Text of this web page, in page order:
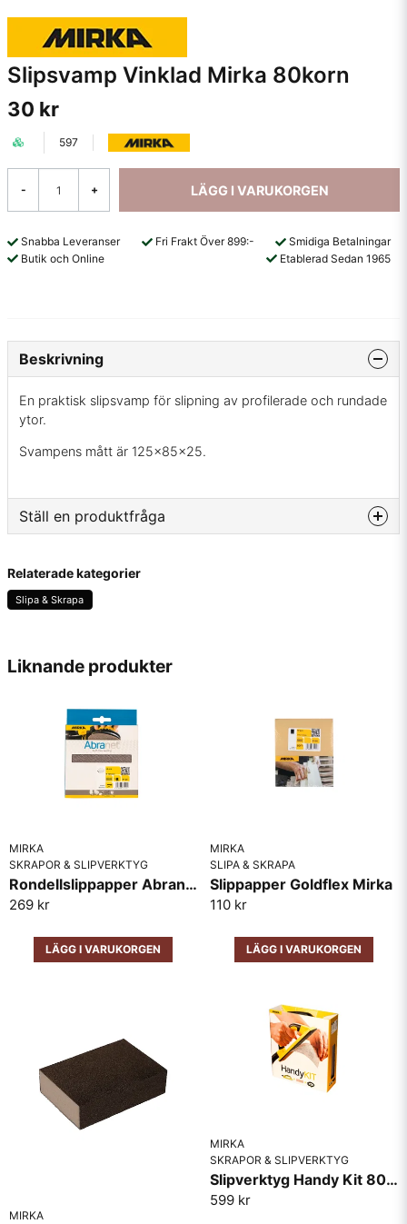
Slipsvamp Vinklad Mirka 80korn
30 kr
597
- + LÄGG I VARUKORGEN
Snabba Leveranser Fri Frakt Över 899:-
Smidiga Betalningar
Butik och Online
Etablerad Sedan 1965
Liknande produkter
MIRKA
SKRAPOR & SLIPVERKTYG
Rondellslippapper Abranet Mirka 150mm 120k 10-pack
269 kr
LÄGG I VARUKORGEN
MIRKA
SLIPA & SKRAPA
Slippapper Goldflex Mirka
110 kr
LÄGG I VARUKORGEN
MIRKA
MIRKA
SKRAPOR & SLIPVERKTYG
Slipverktyg Handy Kit 80x230mm Mirka
599 kr
Beskrivning
En praktisk slipsvamp för slipning av profilerade och rundade
ytor.
Svampens mått är 125x85x25.
Ställ en produktfråga
Fråga oss något om denna produkten...
Namn
Mejladress
Relaterade kategorier
Slipa & Skrapa